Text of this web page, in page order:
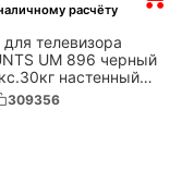
расчёту
телевизора
UM 896 черный
настенный
и
309356